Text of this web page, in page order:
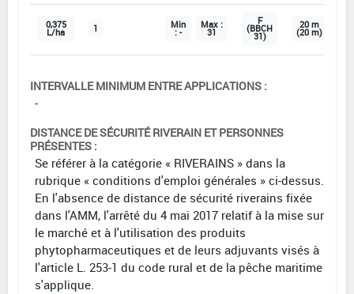
0,375
L/ha 1 Min
: -
Max :
31
F
(BBCH
31)
20 m
(20 m)
INTERVALLE MINIMUM ENTRE APPLICATIONS :
-
DISTANCE DE SÉCURITÉ RIVERAIN ET PERSONNES
PRÉSENTES :
Se référer à la catégorie « RIVERAINS » dans la
rubrique « conditions d'emploi générales » ci-dessus.
En l'absence de distance de sécurité riverains fixée
dans l'AMM, l'arrêté du 4 mai 2017 relatif à la mise sur
le marché et à l'utilisation des produits
phytopharmaceutiques et de leurs adjuvants visés à
l'article L. 253-1 du code rural et de la pêche maritime
s'applique.